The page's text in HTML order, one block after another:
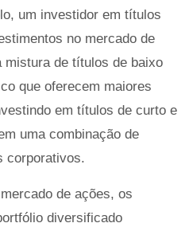
um investidor em títulos
no mercado de
de títulos de baixo
que oferecem maiores
em títulos de curto e
uma combinação de
corporativos.
de ações, os
diversificado